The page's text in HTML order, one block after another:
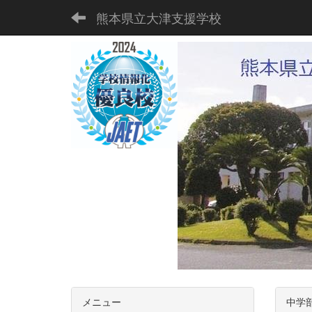
熊本県立大津支援学校
中学
メニュー